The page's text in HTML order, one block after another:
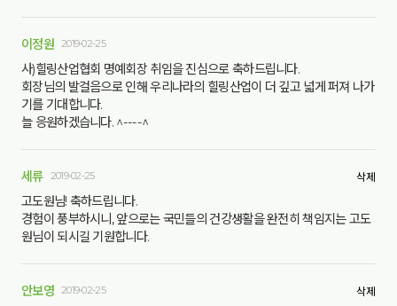
이정원 2019-02-25
사)힐링산업협회 명예회장 취임을 진심으로 축하드립니다.
회장님의 발걸음으로 인해 우리나라의 힐링산업이 더 깊고 넓게 퍼져 나가
기를 기대합니다.
늘 응원하겠습니다. ^----^
세류 2019-02-25 삭제
고도원님! 축하드립니다.
경험이 풍부하시니, 앞으로는 국민들의 건강생활을 완전히 책임지는 고도
원님이 되시길 기원합니다.
안보영 2019-02-25 삭제